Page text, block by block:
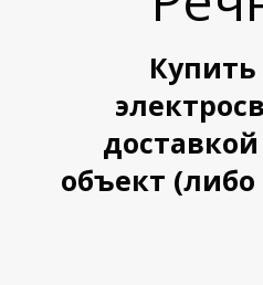
Купить
объект